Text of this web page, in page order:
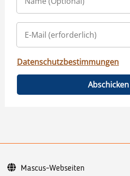
Datenschutzbestimmungen
Abschicken
Mascus-Webseiten